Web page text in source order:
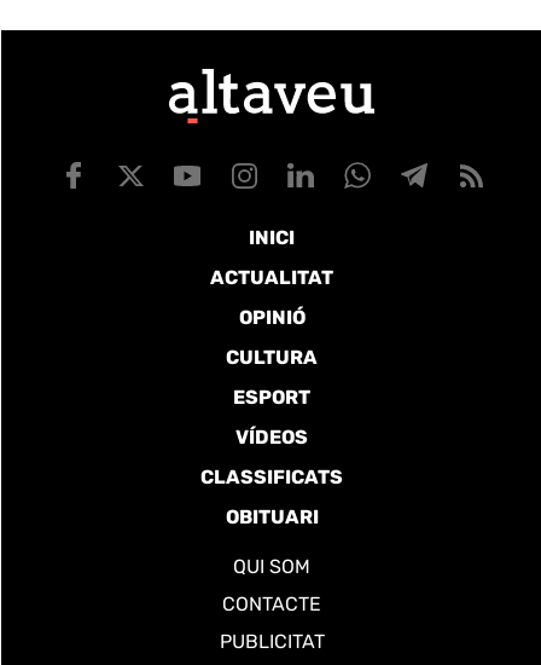
INICI
ACTUALITAT
OPINIÓ
CULTURA
ESPORT
VÍDEOS
CLASSIFICATS
OBITUARI
QUI SOM
CONTACTE
PUBLICITAT